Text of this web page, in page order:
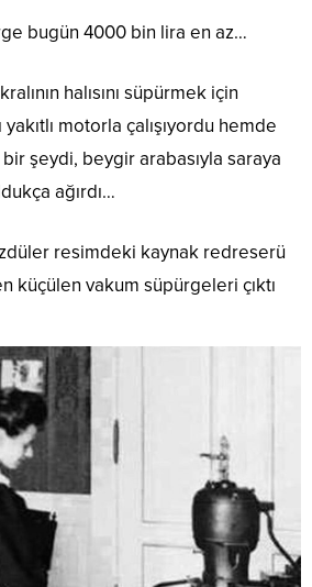
bugün 4000 bin lira en az…
halısını süpürmek için
motorla çalışıyordu hemde
şeydi, beygir arabasıyla saraya
ağırdı…
resimdeki kaynak redreserü
küçülen vakum süpürgeleri çıktı